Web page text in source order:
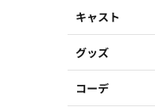
キャスト
グッズ
コーデ